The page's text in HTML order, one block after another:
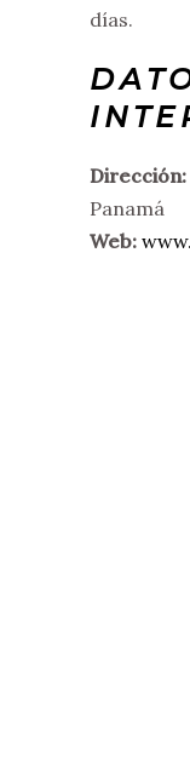
días.
Dirección:
Panamá
Web: